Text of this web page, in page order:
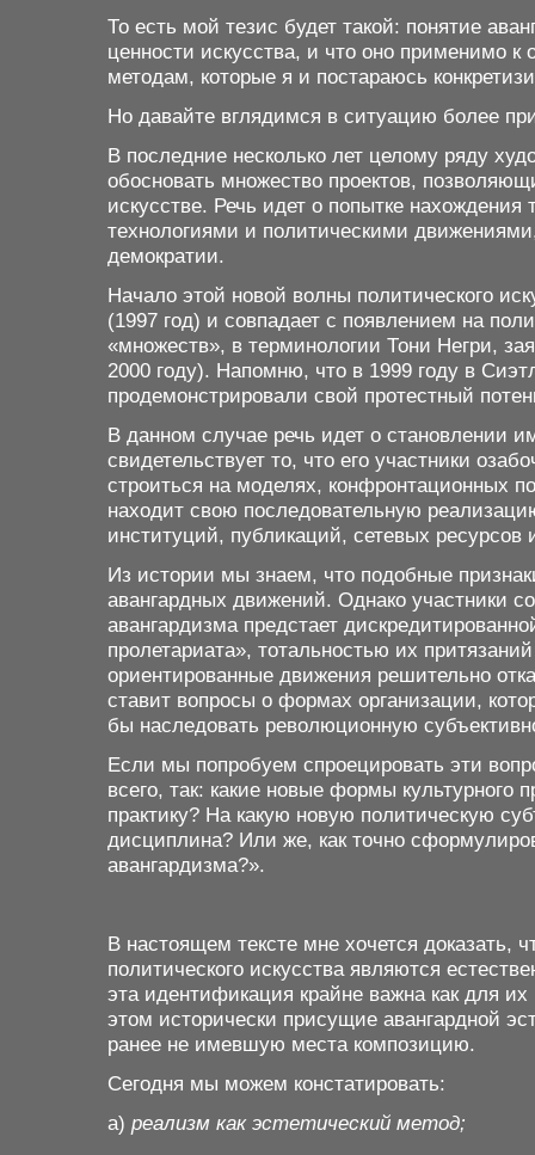
То есть мой тезис будет такой: понятие
ценности искусства, и что оно применимо
методам, которые я и постараюсь
Но давайте вглядимся в ситуацию более
В последние несколько лет целому ряду
обосновать множество проектов,
искусстве. Речь идет о попытке
технологиями и политическими
демократии.
Начало этой новой волны политического
(1997 год) и совпадает с появлением на
«множеств», в терминологии Тони Негри,
2000 году). Напомню, что в 1999 году в
продемонстрировали свой протестный
В данном случае речь идет о становлении
свидетельствует то, что его участники
строиться на моделях, конфронтационных
находит свою последовательную
институций, публикаций, сетевых
Из истории мы знаем, что подобные
авангардных движений. Однако участники
авангардизма предстает
пролетариата», тотальностью их
ориентированные движения решительно
ставит вопросы о формах организации,
бы наследовать революционную
Если мы попробуем спроецировать эти
всего, так: какие новые формы культурного
практику? На какую новую политическую
дисциплина? Или же, как точно
авангардизма?».
В настоящем тексте мне хочется
политического искусства являются
эта идентификация крайне важна как для
этом исторически присущие авангардной
ранее не имевшую места композицию.
Сегодня мы можем констатировать:
а) реализм как эстетический метод;